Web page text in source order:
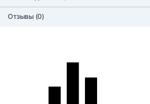
Отзывы (0)